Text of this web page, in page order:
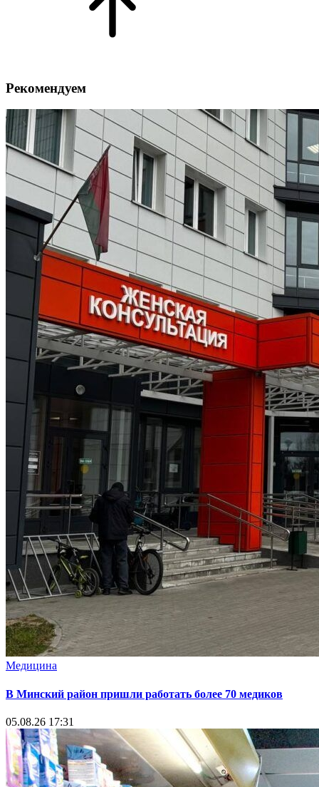
Рекомендуем
Медицина
В Минский район пришли работать более 70 медиков
05.08.26 17:31